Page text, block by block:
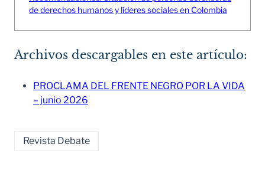
de derechos humanos y líderes sociales en Colombia
Archivos descargables en este artículo:
PROCLAMA DEL FRENTE NEGRO POR LA VIDA
– junio 2026
Revista Debate